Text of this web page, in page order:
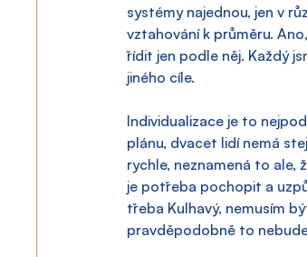
systémy najednou, jen v
vztahování k průměru.
řídit jen podle něj. Každý
jiného cíle.
Individualizace je to
plánu, dvacet lidí nemá
rychle, neznamená to ale,
je potřeba pochopit a
třeba Kulhavý, nemusím
pravděpodobně to